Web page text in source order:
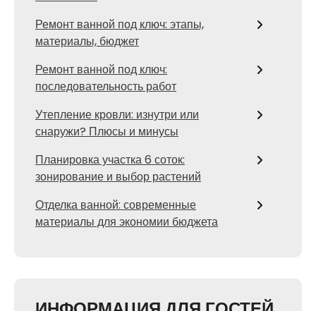
Ремонт ванной под ключ: этапы,
материалы, бюджет
Ремонт ванной под ключ:
последовательность работ
Утепление кровли: изнутри или
снаружи? Плюсы и минусы
Планировка участка 6 соток:
зонирование и выбор растений
Отделка ванной: современные
материалы для экономии бюджета